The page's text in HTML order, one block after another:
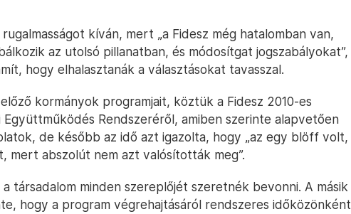
kíván, mert „a Fidesz még hatalomban van,
az utolsó pillanatban, és módosítgat jogszabályokat”,
hogy elhalasztanák a választásokat tavasszal.
kormányok programjait, köztük a Fidesz 2010-es
Együttműködés Rendszeréről, amiben szerinte alapvetően
de később az idő azt igazolta, hogy „az egy blöff volt,
mert abszolút nem azt valósították meg”.
társadalom minden szereplőjét szeretnék bevonni. A másik
hogy a program végrehajtásáról rendszeres időközönként